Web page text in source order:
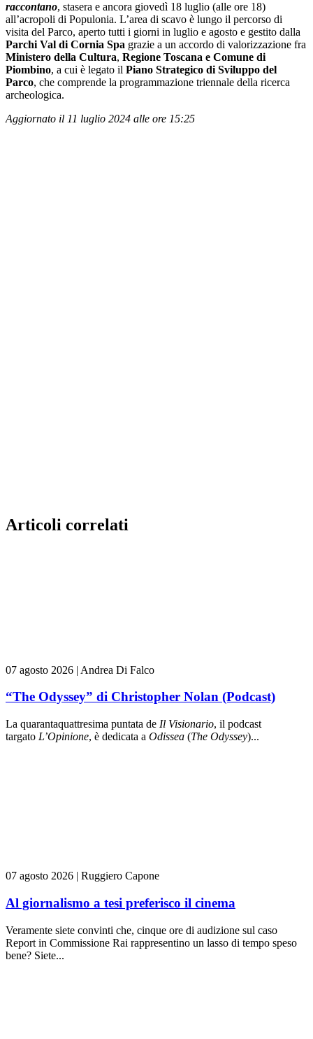
raccontano, stasera e ancora giovedì 18 luglio (alle ore 18)
all’acropoli di Populonia. L’area di scavo è lungo il percorso di
visita del Parco, aperto tutti i giorni in luglio e agosto e gestito dalla
Parchi Val di Cornia Spa grazie a un accordo di valorizzazione fra
Ministero della Cultura, Regione Toscana e Comune di
Piombino, a cui è legato il Piano Strategico di Sviluppo del
Parco, che comprende la programmazione triennale della ricerca
archeologica.
Aggiornato il 11 luglio 2024 alle ore 15:25
Articoli correlati
07 agosto 2026 | Andrea Di Falco
“The Odyssey” di Christopher Nolan (Podcast)
La quarantaquattresima puntata de Il Visionario, il podcast
targato L’Opinione, è dedicata a Odissea (The Odyssey)...
07 agosto 2026 | Ruggiero Capone
Al giornalismo a tesi preferisco il cinema
Veramente siete convinti che, cinque ore di audizione sul caso
Report in Commissione Rai rappresentino un lasso di tempo speso
bene? Siete...